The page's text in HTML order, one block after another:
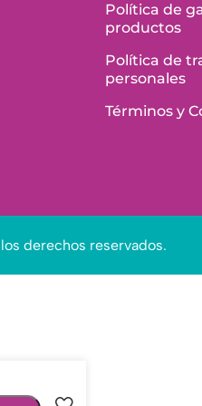
Política de
productos
Política de
personales
Términos y
derechos reservados.